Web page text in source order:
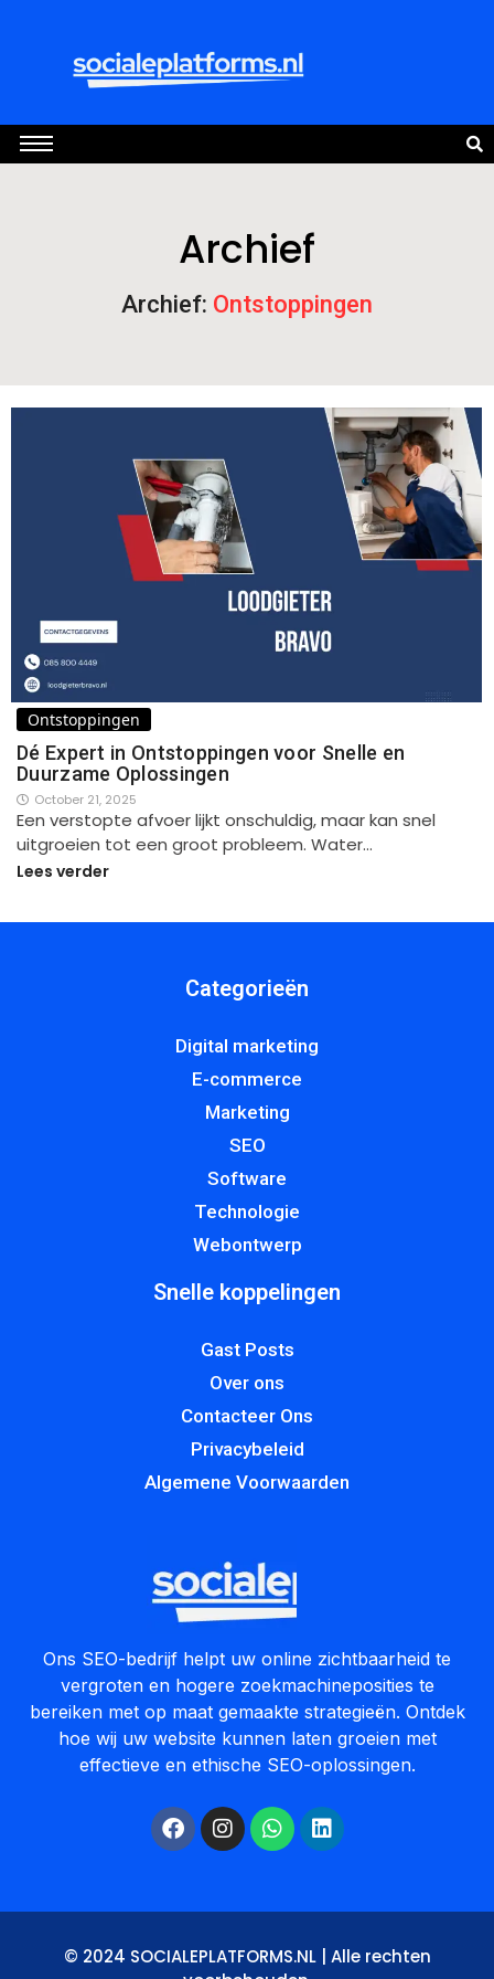
Archief
Archief: Ontstoppingen
Ontstoppingen
Dé Expert in Ontstoppingen voor Snelle en
Duurzame Oplossingen
October 21, 2025
Een verstopte afvoer lijkt onschuldig, maar kan snel
uitgroeien tot een groot probleem. Water…
Lees verder
Categorieën
Digital marketing
E-commerce
Marketing
SEO
Software
Technologie
Webontwerp
Snelle koppelingen
Gast Posts
Over ons
Contacteer Ons
Privacybeleid
Algemene Voorwaarden
Ons SEO-bedrijf helpt uw online zichtbaarheid te
vergroten en hogere zoekmachineposities te
bereiken met op maat gemaakte strategieën. Ontdek
hoe wij uw website kunnen laten groeien met
effectieve en ethische SEO-oplossingen.
© 2024 SOCIALEPLATFORMS.NL | Alle rechten